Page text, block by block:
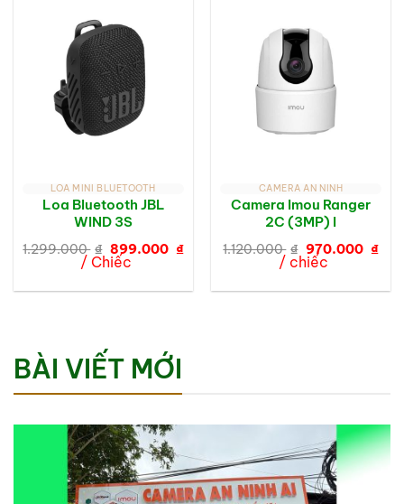
LOA MINI BLUETOOTH
Loa Bluetooth JBL
WIND 3S
1.299.000 ₫ Giá
gốc
là:
899.000 ₫Giá
hiện
899.000 ₫.
/ Chiếc
CAMERA AN NINH
Camera Imou Ranger
2C (3MP) I
1.120.000 ₫ Giá
gốc
là:
970.000 ₫Giá
/ chiếc
BÀI VIẾT MỚI